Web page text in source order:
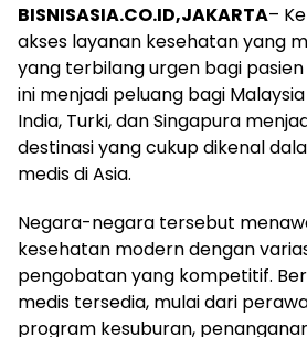
BISNISASIA.CO.ID,JAKARTA–
akses layanan kesehatan yang
yang terbilang urgen bagi pasien
ini menjadi peluang bagi
India, Turki, dan Singapura
destinasi yang cukup dikenal
medis di Asia.
Negara-negara tersebut
kesehatan modern dengan
pengobatan yang kompetitif.
medis tersedia, mulai dari
program kesuburan,